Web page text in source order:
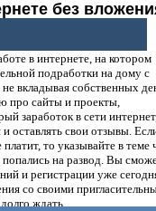
без
в интернете, на котором
подработки на дому с
вкладывая собственных
про сайты и проекты,
заработок в сети
оставлять свои отзывы.
то указывайте в теме
на развод. Вы
и регистрации уже
со своими
ждать.